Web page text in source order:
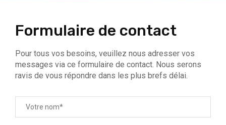
Formulaire de contact
Pour tous vos besoins, veuillez nous adresser vos
messages via ce formulaire de contact. Nous serons
ravis de vous répondre dans les plus brefs délai.